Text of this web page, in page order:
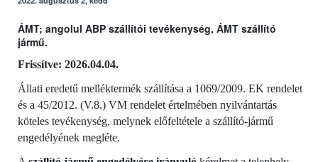
ÁMT; angolul ABP szállítói tevékenység, ÁMT szállító
jármű.
Frissítve: 2026.04.04.
Állati eredetű melléktermék szállítása a 1069/2009. EK rendelet
és a 45/2012. (V.8.) VM rendelet értelmében nyilvántartás
köteles tevékenység, melynek előfeltétele a szállító-jármű
engedélyének megléte.